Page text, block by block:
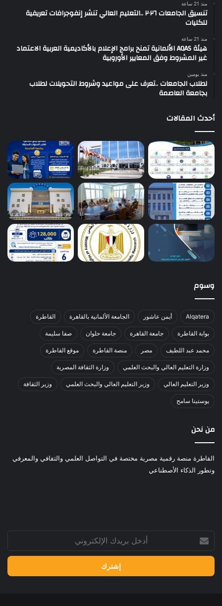
منذ 21 ساعة
تنسيق الجامعات ٢٠٢٦ ..التعليم العالي تنشر إنفوجرافات تعريفية
للكليات
منذ 21 ساعة
هيئة AQAS الألمانية تمنح برامج الإعلام بالأكاديمية العربية الاعتماد
غير المشروط وفق المعايير الأوروبية
منذ يومين
لطلاب الجامعات ..تعرف على مواعيد وشروط التحويلات لطلاب
بجامعة العاصمة
أحدث المقالات
وسوم
Alqatera أيمن عاشور الجامعة الألمانية بالقاهرة القاطرة
بوابة القاطرة جامعة القاهرة جامعة حلوان صفا سليمة
محمد عبد اللطيف مصر منصة القاطرة موقع القاطرة
وزارة التعليم العالي والبحث العلمي وزارة الثقافة المصرية
وزير التعليم العالي وزير التعليم العالي والبحث العلمي وزير الثقافة
يوستينا سامح
من نحن
القاطرة منصة رقمية مصرية مختصة في التواصل العلمي والثقافي والمعرفي
وتطور الذكاء الأصطناعي
بريدك
الإلكتروني